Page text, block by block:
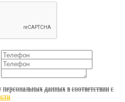
данных в соответствии с
данных в соответствии с